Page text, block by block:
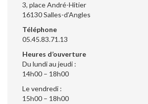
3, place André-Hitier
16130 Salles-d’Angles
Téléphone
05.45.83.71.13
Heures d’ouverture
Du lundi au jeudi :
14h00 – 18h00
Le vendredi :
15h00 – 18h00